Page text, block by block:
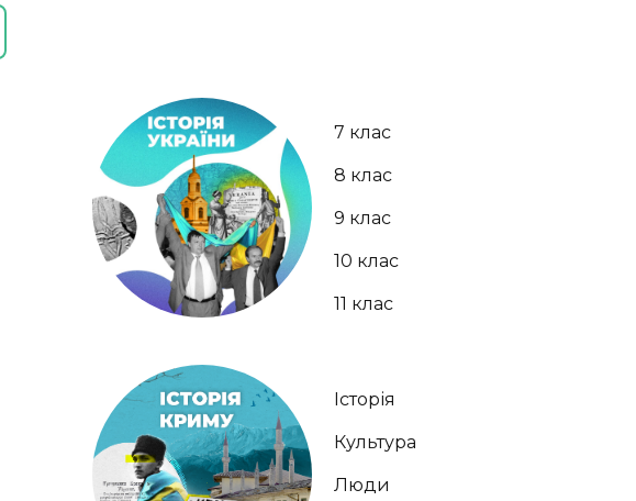
7 клас
8 клас
9 клас
10 клас
11 клас
Історія
Культура
Люди